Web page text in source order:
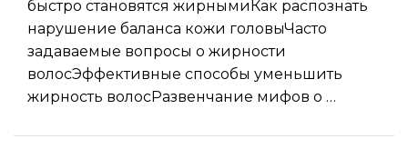
быстро становятся жирнымиКак распознать
нарушение баланса кожи головыЧасто
задаваемые вопросы о жирности
волосЭффективные способы уменьшить
жирность волосРазвенчание мифов о …